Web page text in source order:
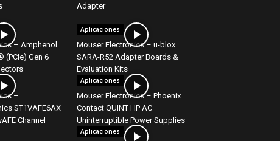
Adapter
– Amphenol
(PCIe) Gen 6
Aplicaciones
Mouser Electronics – u-blox
SARA-R52 Adapter Boards &
Evaluation Kits
–
ST1VAFE6AX
Channel
Aplicaciones
Mouser Electronics – Phoenix
Contact QUINT HP AC
Uninterruptible Power Supplies
Aplicaciones